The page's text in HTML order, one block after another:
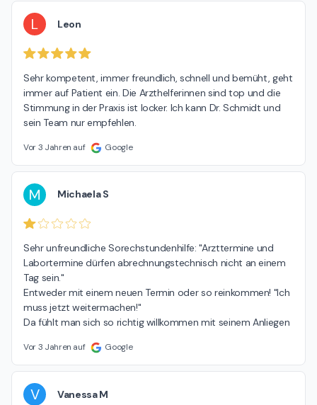
L Leon
Sehr kompetent, immer freundlich, schnell und bemüht, geht
immer auf Patient ein. Die Arzthelferinnen sind top und die
Stimmung in der Praxis ist locker. Ich kann Dr. Schmidt und
sein Team nur empfehlen.
Vor 3 Jahren auf Google
M Michaela S
Sehr unfreundliche Sorechstundenhilfe: "Arzttermine und
Labortermine dürfen abrechnungstechnisch nicht an einem
Tag sein."
Entweder mit einem neuen Termin oder so reinkommen! "Ich
muss jetzt weitermachen!"
Da fühlt man sich so richtig willkommen mit seinem Anliegen
Vor 3 Jahren auf Google
V Vanessa M